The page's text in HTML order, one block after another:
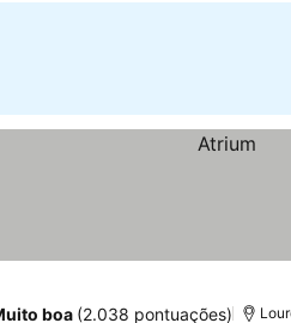
boa (2.038 pontuações)